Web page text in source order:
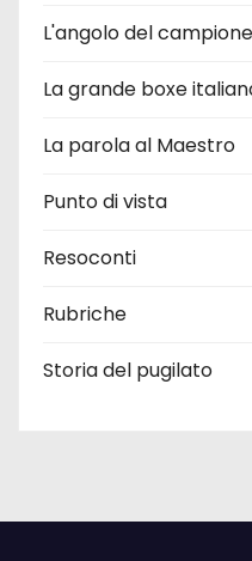
L'angolo del campione
La grande boxe
La parola al Maestro
Punto di vista
Resoconti
Rubriche
Storia del pugilato